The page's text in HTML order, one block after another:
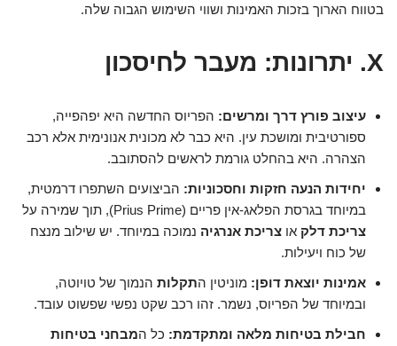
בטווח הארוך בזכות האמינות ושווי השימוש הגבוה שלה.
X. יתרונות: מעבר לחיסכון
עיצוב פורץ דרך ומרשים: הפריוס החדשה היא יפהפייה,
ספורטיבית ומושכת עין. היא כבר לא מכונית אנונימית אלא רכב
הצהרה. היא בהחלט גורמת לראשים להסתובב.
יחידות הנעה חזקות וחסכוניות: הביצועים השתפרו דרמטית,
במיוחד בגרסת הפלאג-אין פריים (Prius Prime), תוך שמירה על
צריכת דלק או צריכת אנרגיה נמוכה במיוחד. יש שילוב מנצח
של כוח ויעילות.
אמינות יוצאת דופן: מוניטין התקלות הנמוך של טויוטה,
ובמיוחד של הפריוס, נשמר. זהו רכב שקט נפשי שפשוט עובד.
חבילת בטיחות מלאה ומתקדמת: כל המבחני בטיחות